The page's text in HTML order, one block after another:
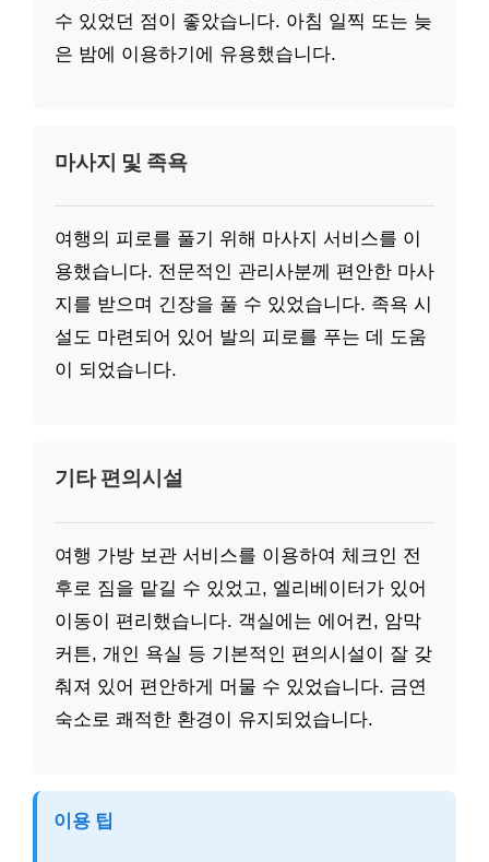
수 있었던 점이 좋았습니다. 아침 일찍 또는 늦
은 밤에 이용하기에 유용했습니다.
마사지 및 족욕
여행의 피로를 풀기 위해 마사지 서비스를 이
용했습니다. 전문적인 관리사분께 편안한 마사
지를 받으며 긴장을 풀 수 있었습니다. 족욕 시
설도 마련되어 있어 발의 피로를 푸는 데 도움
이 되었습니다.
기타 편의시설
여행 가방 보관 서비스를 이용하여 체크인 전
후로 짐을 맡길 수 있었고, 엘리베이터가 있어
이동이 편리했습니다. 객실에는 에어컨, 암막
커튼, 개인 욕실 등 기본적인 편의시설이 잘 갖
춰져 있어 편안하게 머물 수 있었습니다. 금연
숙소로 쾌적한 환경이 유지되었습니다.
이용 팁